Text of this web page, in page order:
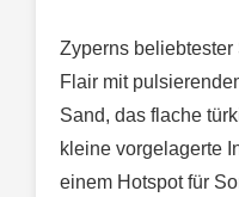
Zyperns
Flair mit
Sand, das flache
kleine vorgelagerte
einem Hotspot für